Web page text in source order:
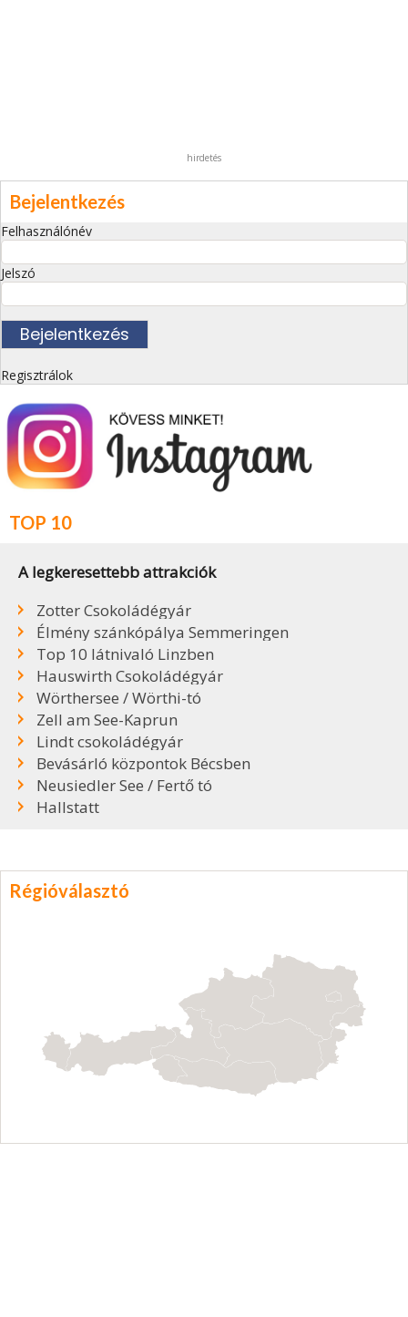
hirdetés
Bejelentkezés
Felhasználónév
Jelszó
Regisztrálok
TOP 10
A legkeresettebb attrakciók
Zotter Csokoládégyár
Élmény szánkópálya Semmeringen
Top 10 látnivaló Linzben
Hauswirth Csokoládégyár
Wörthersee / Wörthi-tó
Zell am See-Kaprun
Lindt csokoládégyár
Bevásárló központok Bécsben
Neusiedler See / Fertő tó
Hallstatt
Régióválasztó